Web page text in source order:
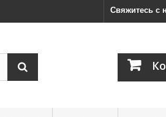
Свяжитесь с